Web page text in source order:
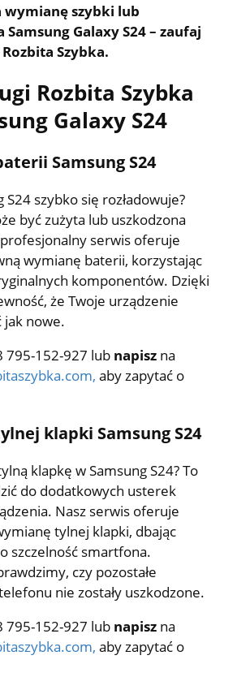
wymianę szybki lub
Galaxy S24 – zaufaj
Szybka.
Rozbita Szybka
Galaxy S24
Samsung S24
S24 szybko się rozładowuje?
być zużyta lub uszkodzona
serwis oferuje
wymianę baterii, korzystając
komponentów. Dzięki
że Twoje urządzenie
jak nowe.
795-152-927 lub napisz na
, aby zapytać o
klapki Samsung S24
klapkę w Samsung S24? To
do dodatkowych usterek
Nasz serwis oferuje
tylnej klapki, dbając
szczelność smartfona.
czy pozostałe
nie zostały uszkodzone.
795-152-927 lub napisz na
, aby zapytać o